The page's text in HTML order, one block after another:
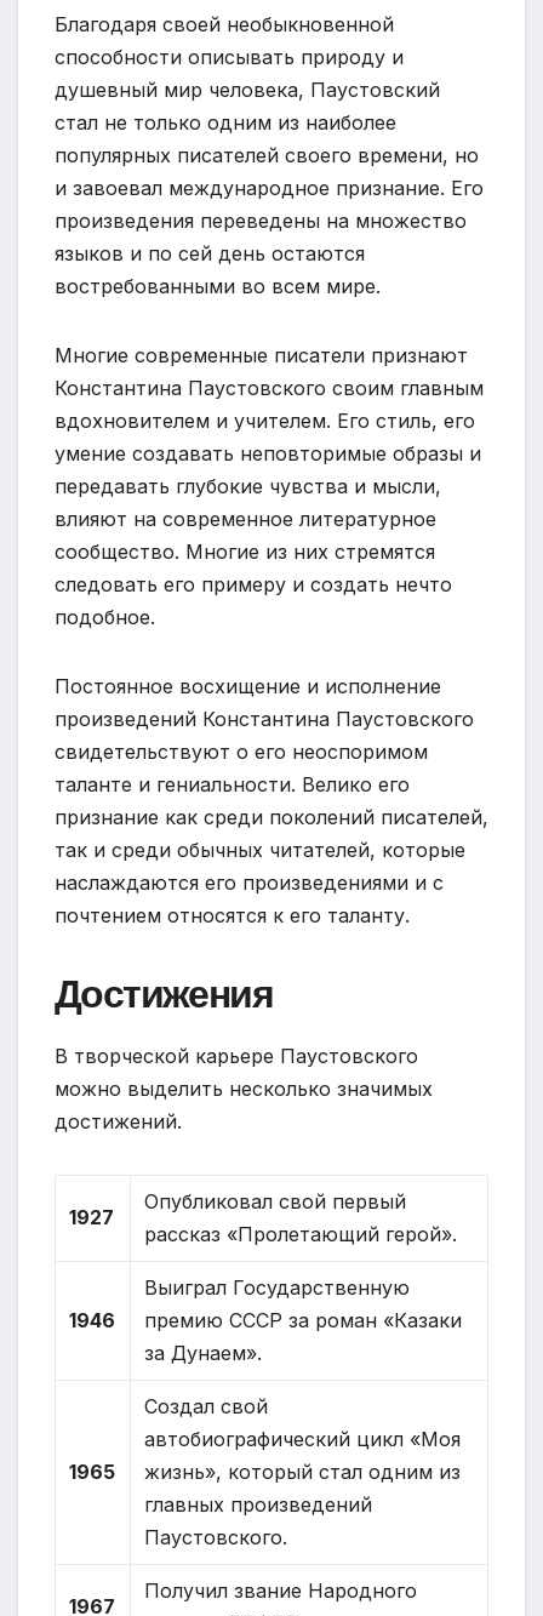
Благодаря своей необыкновенной
способности описывать природу и
душевный мир человека, Паустовский
стал не только одним из наиболее
популярных писателей своего времени, но
и завоевал международное признание. Его
произведения переведены на множество
языков и по сей день остаются
востребованными во всем мире.
Многие современные писатели признают
Константина Паустовского своим главным
вдохновителем и учителем. Его стиль, его
умение создавать неповторимые образы и
передавать глубокие чувства и мысли,
влияют на современное литературное
сообщество. Многие из них стремятся
следовать его примеру и создать нечто
подобное.
Постоянное восхищение и исполнение
произведений Константина Паустовского
свидетельствуют о его неоспоримом
таланте и гениальности. Велико его
признание как среди поколений писателей,
так и среди обычных читателей, которые
наслаждаются его произведениями и с
почтением относятся к его таланту.
Достижения
В творческой карьере Паустовского
можно выделить несколько значимых
достижений.
1927
Опубликовал свой первый
рассказ «Пролетающий герой».
1946
Выиграл Государственную
премию СССР за роман «Казаки
за Дунаем».
1965
Создал свой
автобиографический цикл «Моя
жизнь», который стал одним из
главных произведений
Паустовского.
1967
Получил звание Народного